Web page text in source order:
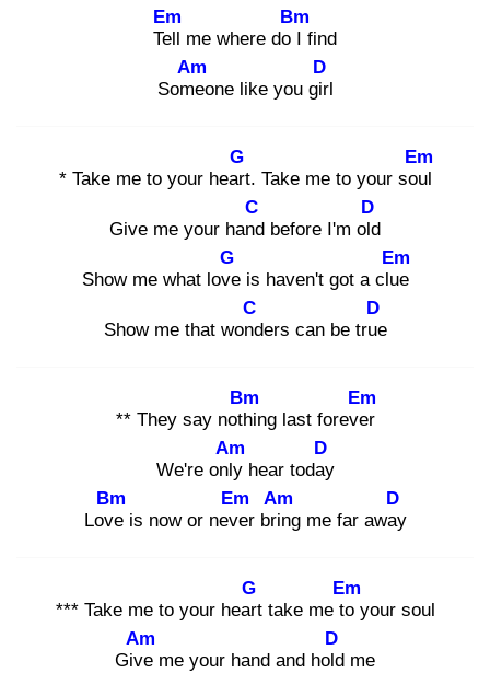
Tell
Em
me where do I
Bm
find
Some
Am
one like you girl
D
* Take me to your heart
G
. Take me to your soul
Em
Give me your hand
C
before I'm old
D
Show me what love
G
is haven't got a clue
Em
Show me that wond
C
ers can be true
D
** They say nothi
Bm
ng last forever
Em
We're only
Am
hear today
D
Love
Bm
is now or neve
Em
r brin
Am
g me far away
D
*** Take me to your heart
G
take me to
Em
your soul
Give
Am
me your hand and hold
D
me